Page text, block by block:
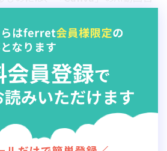
「HeyGen」と提携し、AIアバタ
開始。